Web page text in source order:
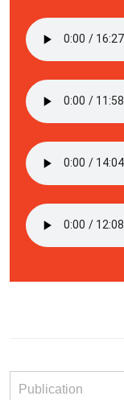
Publication